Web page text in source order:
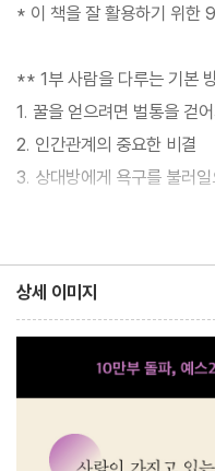
은 가장 단순하고 실용적인
의 고민을 명쾌하게 해결해 준
이 책은 1936년 출간된 초
네기가 그 당시 무엇을 보
* 이 책을 잘 활용하기 위한
** 1부 사람을 다루는 기본
1. 꿀을 얻으려면 벌통을 걷
2. 인간관계의 중요한 비결
3. 상대방에게 욕구를 불러
2. 좋은 인상을 주는 간단한 방
3. 상대방의 이름을 기억하라
4. 대화를 잘하는 손쉬운 방
5. 사람들의 관심을 끄는 방
6. 사람들이 당신을 보자마
상세 이미지